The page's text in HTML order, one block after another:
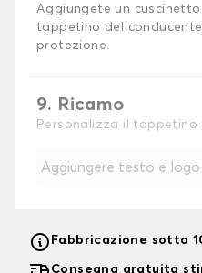
Aggiungete un
tappetino del
protezione.
9. Ricamo
Personalizza il
Aggiungere testo e logo
Fabbricazione sotto
Consegna gratuita